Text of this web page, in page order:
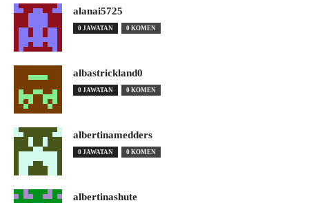
alanai5725
0 JAWATAN 0 KOMEN
albastrickland0
0 JAWATAN 0 KOMEN
albertinamedders
0 JAWATAN 0 KOMEN
albertinashute